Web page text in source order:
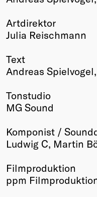
Artdirektor
Julia Reischmann
Text
Andreas
Tonstudio
MG Sound
Komponist /
Ludwig C, Martin
Filmproduktion
ppm